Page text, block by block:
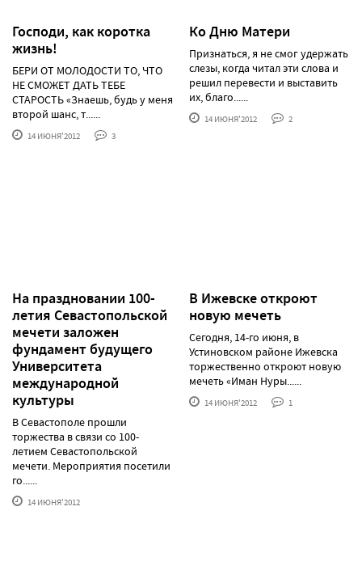
Господи, как коротка
жизнь!
БЕРИ ОТ МОЛОДОСТИ ТО, ЧТО
НЕ СМОЖЕТ ДАТЬ ТЕБЕ
СТАРОСТЬ «Знаешь, будь у меня
второй шанс, т......
14 ИЮНЯ'2012 3
Ко Дню Матери
Признаться, я не смог удержать
слезы, когда читал эти слова и
решил перевести и выставить
их, благо......
14 ИЮНЯ'2012 2
На праздновании 100-
летия Севастопольской
мечети заложен
фундамент будущего
Университета
международной
культуры
В Севастополе прошли
торжества в связи со 100-
летием Севастопольской
мечети. Мероприятия посетили
го......
14 ИЮНЯ'2012
В Ижевске откроют
новую мечеть
Сегодня, 14-го июня, в
Устиновском районе Ижевска
торжественно откроют новую
мечеть «Иман Нуры......
14 ИЮНЯ'2012 1